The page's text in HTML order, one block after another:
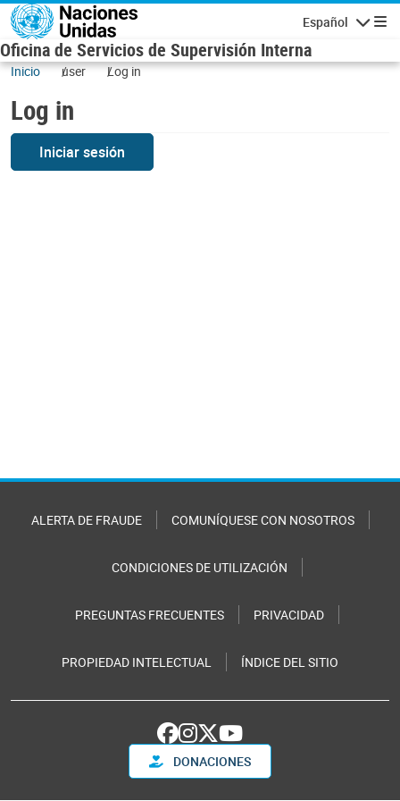
Skip to main content
Español
Oficina de Servicios de Supervisión Interna
Inicio user Log in
Log in
Iniciar sesión
ALERTA DE FRAUDE COMUNÍQUESE CON NOSOTROS
CONDICIONES DE UTILIZACIÓN
PREGUNTAS FRECUENTES PRIVACIDAD
PROPIEDAD INTELECTUAL ÍNDICE DEL SITIO
DONACIONES